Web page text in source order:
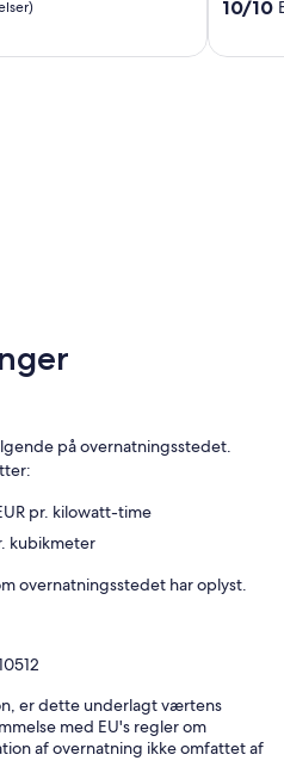
10/10
på overnatningsstedet.
pr. kilowatt-time
kubikmeter
overnatningsstedet har oplyst.
er dette underlagt værtens
med EU's regler om
af overnatning ikke omfattet af